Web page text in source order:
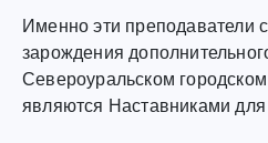
Именно эти преподаватели
зарождения
Североуральском
являются Наставниками